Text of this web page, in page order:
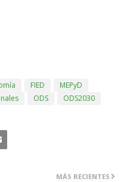
FIED
MEPyD
ODS
ODS2030
MÁS RECIENTES